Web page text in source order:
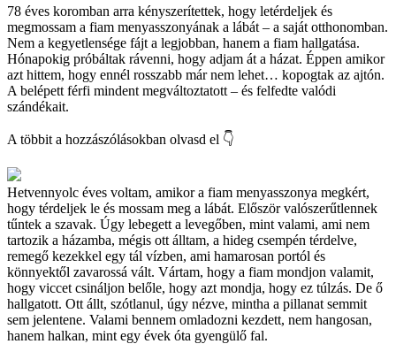
78 éves koromban arra kényszerítettek, hogy letérdeljek és
megmossam a fiam menyasszonyának a lábát – a saját otthonomban.
Nem a kegyetlensége fájt a legjobban, hanem a fiam hallgatása.
Hónapokig próbáltak rávenni, hogy adjam át a házat. Éppen amikor
azt hittem, hogy ennél rosszabb már nem lehet… kopogtak az ajtón.
A belépett férfi mindent megváltoztatott – és felfedte valódi
szándékait.
A többit a hozzászólásokban olvasd el 👇
Hetvennyolc éves voltam, amikor a fiam menyasszonya megkért,
hogy térdeljek le és mossam meg a lábát. Először valószerűtlennek
tűntek a szavak. Úgy lebegett a levegőben, mint valami, ami nem
tartozik a házamba, mégis ott álltam, a hideg csempén térdelve,
remegő kezekkel egy tál vízben, ami hamarosan portól és
könnyektől zavarossá vált. Vártam, hogy a fiam mondjon valamit,
hogy viccet csináljon belőle, hogy azt mondja, hogy ez túlzás. De ő
hallgatott. Ott állt, szótlanul, úgy nézve, mintha a pillanat semmit
sem jelentene. Valami bennem omladozni kezdett, nem hangosan,
hanem halkan, mint egy évek óta gyengülő fal.